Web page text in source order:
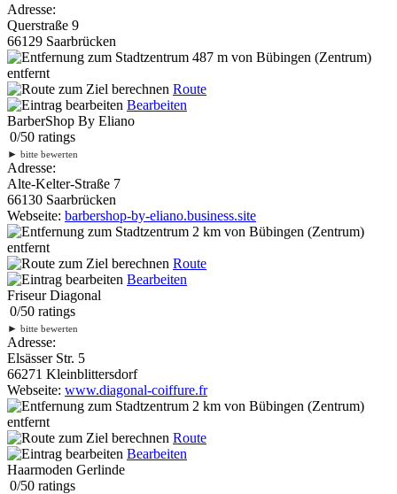
Adresse:
Querstraße 9
66129 Saarbrücken
487 m von Bübingen (Zentrum)
entfernt
Route
Bearbeiten
BarberShop By Eliano
0/50 ratings
► bitte bewerten
Adresse:
Alte-Kelter-Straße 7
66130 Saarbrücken
Webseite: barbershop-by-eliano.business.site
2 km von Bübingen (Zentrum)
entfernt
Route
Bearbeiten
Friseur Diagonal
0/50 ratings
► bitte bewerten
Adresse:
Elsässer Str. 5
66271 Kleinblittersdorf
Webseite: www.diagonal-coiffure.fr
2 km von Bübingen (Zentrum)
entfernt
Route
Bearbeiten
Haarmoden Gerlinde
0/50 ratings